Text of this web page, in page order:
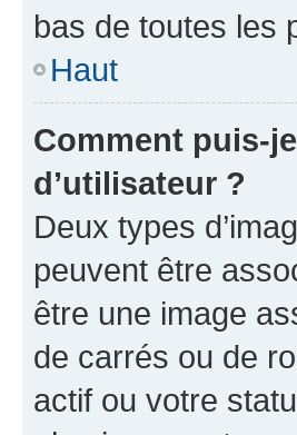
bas de toutes les
Haut
Comment puis-
d’utilisateur ?
Deux types
peuvent être
être une image
de carrés ou de
actif ou votre